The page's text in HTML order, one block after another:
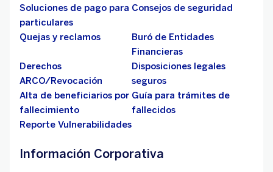
Soluciones de pago para
particulares
Consejos de seguridad
Quejas y reclamos
Buró de Entidades
Financieras
Derechos
ARCO/Revocación
Disposiciones legales
seguros
Alta de beneficiarios por
fallecimiento
Guía para trámites de
fallecidos
Reporte Vulnerabilidades
Información Corporativa